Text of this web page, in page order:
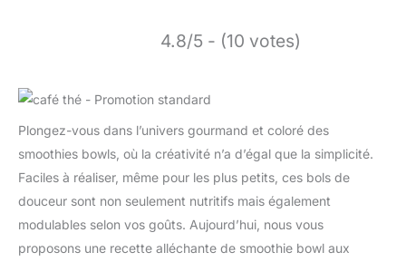
4.8/5 - (10 votes)
Plongez-vous dans l’univers gourmand et coloré des
smoothies bowls, où la créativité n’a d’égal que la simplicité.
Faciles à réaliser, même pour les plus petits, ces bols de
douceur sont non seulement nutritifs mais également
modulables selon vos goûts. Aujourd’hui, nous vous
proposons une recette alléchante de smoothie bowl aux